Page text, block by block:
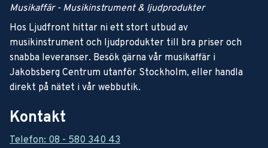
Musikaffär - Musikinstrument & ljudprodukter
Hos Ljudfront hittar ni ett stort utbud av
musikinstrument och ljudprodukter till bra priser och
snabba leveranser. Besök gärna vår musikaffär i
Jakobsberg Centrum utanför Stockholm, eller handla
direkt på nätet i vår webbutik.
Kontakt
Telefon: 08 - 580 340 43